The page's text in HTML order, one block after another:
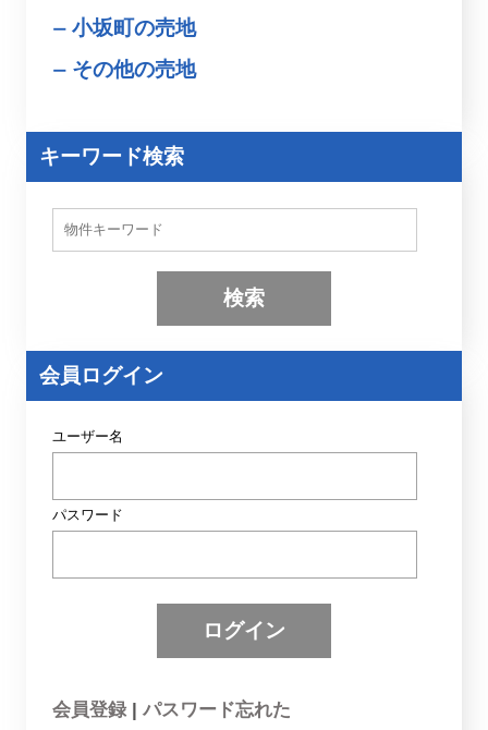
小坂町の売地
その他の売地
キーワード検索
件
検
ー
ド
)
会員ログイン
ユーザー名
パスワード
会員登録| パスワード忘れた